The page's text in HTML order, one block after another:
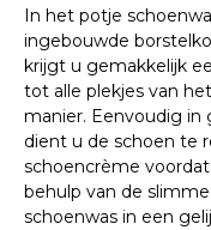
In het potje
ingebouwde
krijgt u gemakkelijk
tot alle plekjes van
manier. Eenvoudig in
dient u de schoen te
schoencrème
behulp van de
schoenwas in een